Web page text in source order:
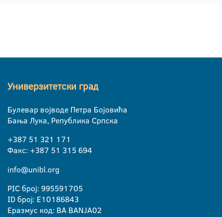
Универзитетски град
Булевар војводе Петра Бојовића
Бања Лука, Република Српска
+387 51 321 171
Факс: +387 51 315 694
info@unibl.org
PIC број: 995591705
ID број: E10186843
Еразмус код: BA BANJA02